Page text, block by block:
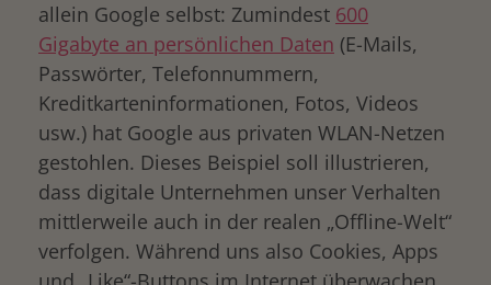
allein Google selbst: Zumindest 600
Gigabyte an persönlichen Daten (E-Mails,
Passwörter, Telefonnummern,
Kreditkarteninformationen, Fotos, Videos
usw.) hat Google aus privaten WLAN-Netzen
gestohlen. Dieses Beispiel soll illustrieren,
dass digitale Unternehmen unser Verhalten
mittlerweile auch in der realen „Offline-Welt“
verfolgen. Während uns also Cookies, Apps